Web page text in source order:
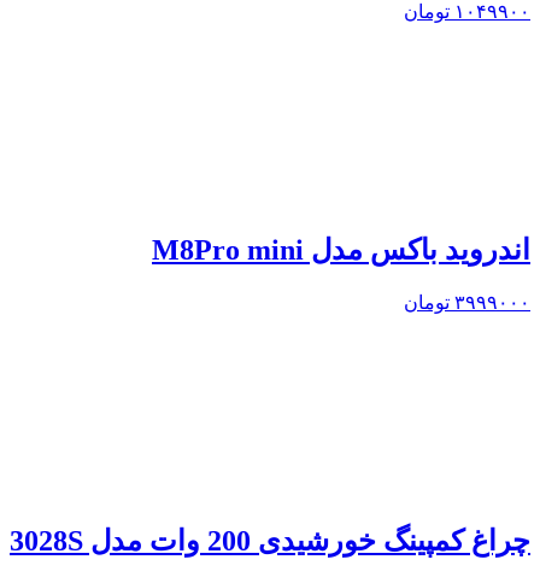
۱۰۴۹۹۰۰ تومان
اندروید باکس مدل M8Pro mini
۳۹۹۹۰۰۰ تومان
چراغ کمپینگ خورشیدی 200 وات مدل 3028S